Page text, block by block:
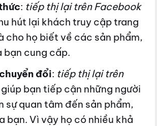
: tiếp thị lại trên Facebook
hút lại khách truy cập trang
cho họ biết về các sản phẩm,
bạn cung cấp.
đổi: tiếp thị lại trên
bạn tiếp cận những người
sự quan tâm đến sản phẩm,
bạn. Vì vậy họ có nhiều khả